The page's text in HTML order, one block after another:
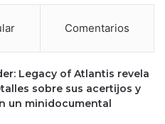
Comentarios
Legacy of Atlantis revela
sobre sus acertijos y
un minidocumental